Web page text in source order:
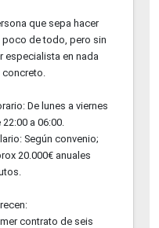
que sepa hacer
poco de todo, pero sin
especialista en nada
concreto.
De lunes a viernes
22:00 a 06:00.
Según convenio;
20.000€ anuales
contrato de seis